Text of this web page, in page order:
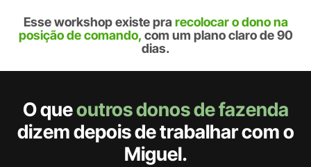
Esse workshop existe pra recolocar o dono na
posição de comando, com um plano claro de90
dias.
O queoutros donos de fazenda
dizem depois de trabalhar com o
Miguel.